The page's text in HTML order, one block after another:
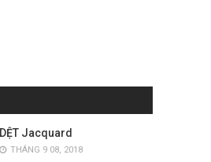
DỆT Jacquard
THÁNG 9 08, 2018